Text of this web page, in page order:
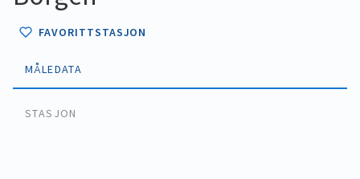
FAVORITTSTASJON
MÅLEDATA
STASJON